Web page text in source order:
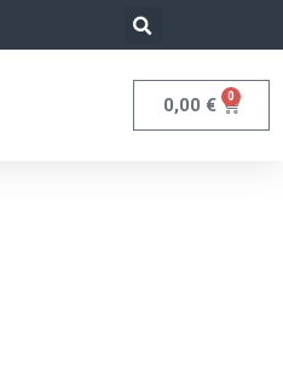
0,00 € 0